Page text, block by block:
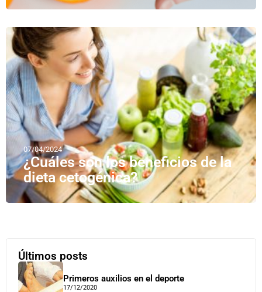
07/04/2024
¿Cuáles son los beneficios de la
dieta cetogénica?
Últimos posts
Primeros auxilios en el deporte
17/12/2020